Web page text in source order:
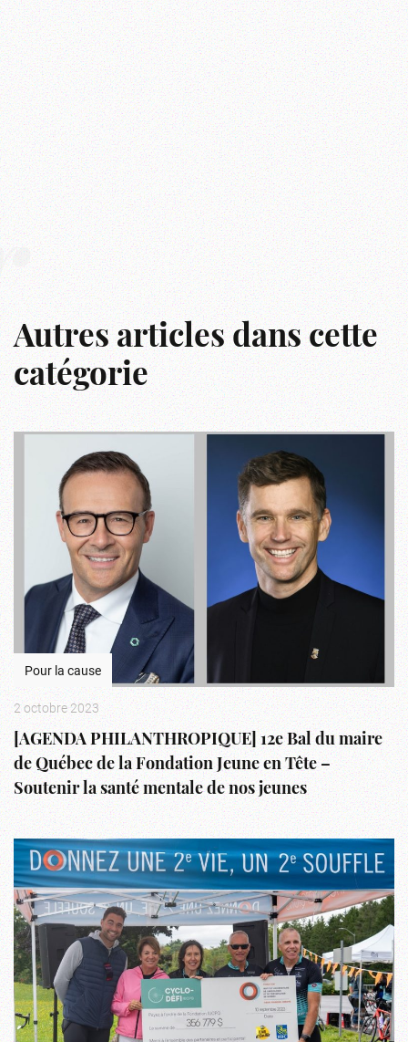
Autres articles dans cette
catégorie
Pour la cause
2 octobre 2023
[AGENDA PHILANTHROPIQUE] 12e Bal du maire
de Québec de la Fondation Jeune en Tête –
Soutenir la santé mentale de nos jeunes